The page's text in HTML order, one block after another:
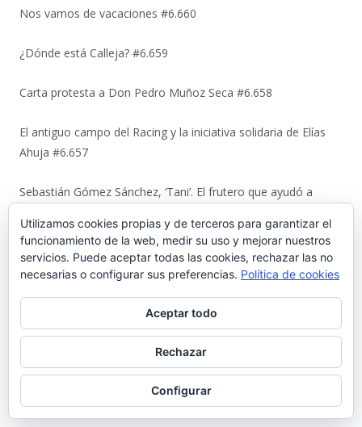
Nos vamos de vacaciones #6.660
¿Dónde está Calleja? #6.659
Carta protesta a Don Pedro Muñoz Seca #6.658
El antiguo campo del Racing y la iniciativa solidaria de Elías
Ahuja #6.657
Sebastián Gómez Sánchez, ‘Tani’. El frutero que ayudó a
La viñeta de Alberto Castrelo. Se hacen fiestas a domicilio
#6.655
Cuando «el Pavirri» llevaba a El Puerto en la garganta #6.654
Luis Suárez Ávila y Pepita Lena: una tertulia de 2004 sobre el
centro histórico que El Puerto estaba perdiendo #6.653
Urbaluz, cuando El Puerto se vistió la americana #6.652
Utilizamos cookies propias y de terceros para garantizar el
funcionamiento de la web, medir su uso y mejorar nuestros
servicios. Puede aceptar todas las cookies, rechazar las no
necesarias o configurar sus preferencias. Política de cookies
Aceptar todo
Rechazar
Configurar